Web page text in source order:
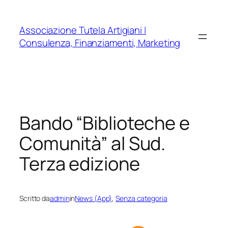
contenuto
Associazione Tutela Artigiani |
Consulenza, Finanziamenti, Marketing
Bando “Biblioteche e
Comunità” al Sud.
Terza edizione
Scritto daadmininNews (App), Senza categoria